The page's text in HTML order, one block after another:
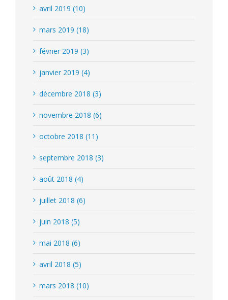
avril 2019 (10)
mars 2019 (18)
février 2019 (3)
janvier 2019 (4)
décembre 2018 (3)
novembre 2018 (6)
octobre 2018 (11)
septembre 2018 (3)
août 2018 (4)
juillet 2018 (6)
juin 2018 (5)
mai 2018 (6)
avril 2018 (5)
mars 2018 (10)